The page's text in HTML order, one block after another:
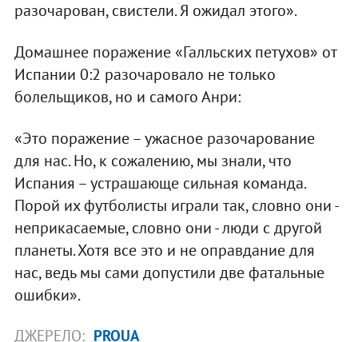
разочарован, свистели. Я ожидал этого».
Домашнее поражение «Галльских петухов» от
Испании 0:2 разочаровало не только
болельщиков, но и самого Анри:
«Это поражение – ужасное разочарование
для нас. Но, к сожалению, мы знали, что
Испания – устрашающе сильная команда.
Порой их футболисты играли так, словно они -
неприкасаемые, словно они - люди с другой
планеты. Хотя все это и не оправдание для
нас, ведь мы сами допустили две фатальные
ошибки».
ДЖЕРЕЛО: PROUA